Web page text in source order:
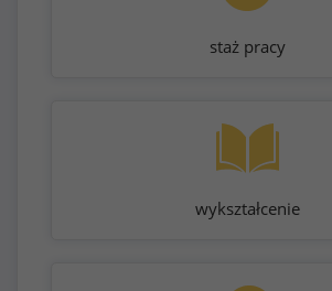
staż pracy
wykształcenie